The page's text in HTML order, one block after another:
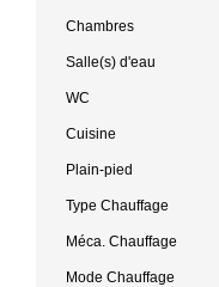
Chambres
Salle(s) d'eau
WC
Cuisine
Plain-pied
Type Chauffage
Méca. Chauffage
Mode Chauffage